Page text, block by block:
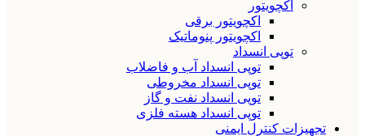
اکچویتور
اکچویتور برقی
اکچویتور پنوماتیک
توپی انسداد
توپی انسداد آب و فاضلاب
توپی انسداد مخروطی
توپی انسداد نفت و گاز
توپی انسداد هسته فلزی
تجهیزات کنترل ایمنی